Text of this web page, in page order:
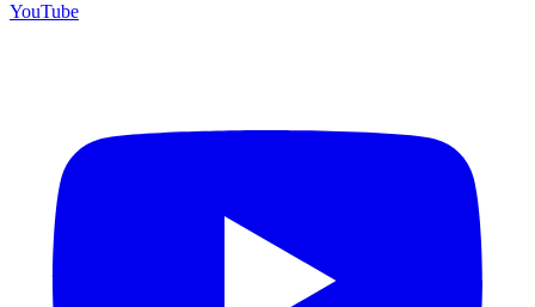
YouTube